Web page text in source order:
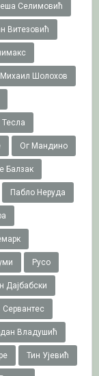
Селимовић
Витезовић
Михаил Шолохов
Ог Мандино
Балзак
Пабло Неруда
Русо
Дајбабски
Сервантес
Владушић
Тин Ујевић